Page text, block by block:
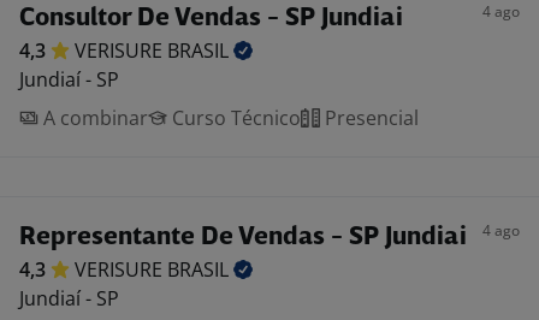
Consultor De Vendas - SP Jundiai 4 ago
4,3 VERISURE BRASIL
Jundiaí - SP
A combinar
Curso Técnico Presencial
Representante De Vendas - SP Jundiai 4 ago
4,3 VERISURE BRASIL
Jundiaí - SP